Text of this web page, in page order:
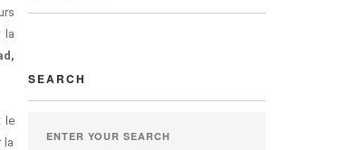
la
le
la
SEARCH